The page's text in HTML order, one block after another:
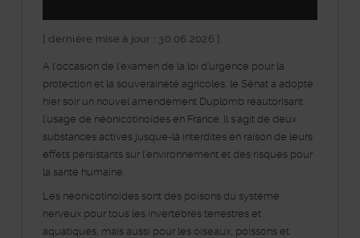
[ dernière mise à jour : 30.06.2026 ]
A l’occasion de l’examen de la loi d’urgence pour la
protection et la souveraineté agricoles, le Sénat a adopté
hier soir un nouvel amendement Duplomb réautorisant
l’usage de néonicotinoïdes en France. Il s’agit de deux
substances actives jusque-là interdites en raison de leurs
effets persistants sur l’environnement et des risques pour
la santé humaine.
Les néonicotinoïdes sont des poisons du système
nerveux pour tous les invertébrés terrestres et
aquatiques, mais aussi pour les oiseaux, poissons et